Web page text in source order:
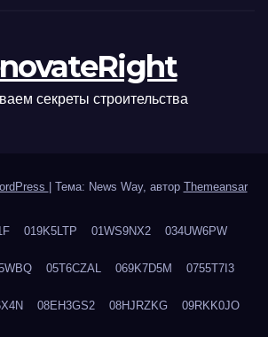
секреты строительства
Тема: News Way, автор Themeansar
019K5LTP 01WS9NX2 034UW6PW
05T6CZAL 069K7D5M 0755T7I3
08EH3GS2 08HJRZKG 09RKK0JO